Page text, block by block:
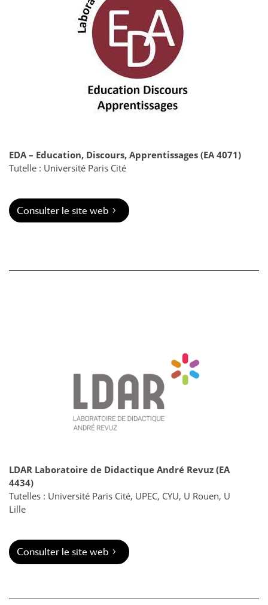
EDA – Education, Discours, Apprentissages (EA 4071)
Tutelle : Université Paris Cité
Consulter le site web
LDAR Laboratoire de Didactique André Revuz (EA
4434)
Tutelles : Université Paris Cité, UPEC, CYU, U Rouen, U
Lille
Consulter le site web